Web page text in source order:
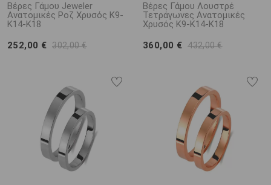
Βέρες Γάμου Jeweler
Ανατομικές Ροζ Χρυσός Κ9-
Κ14-Κ18
252,00 € 302,00 €
Βέρες Γάμου Λουστρέ
Τετράγωνες Ανατομικές
Χρυσός Κ9-Κ14-Κ18
360,00 € 432,00 €